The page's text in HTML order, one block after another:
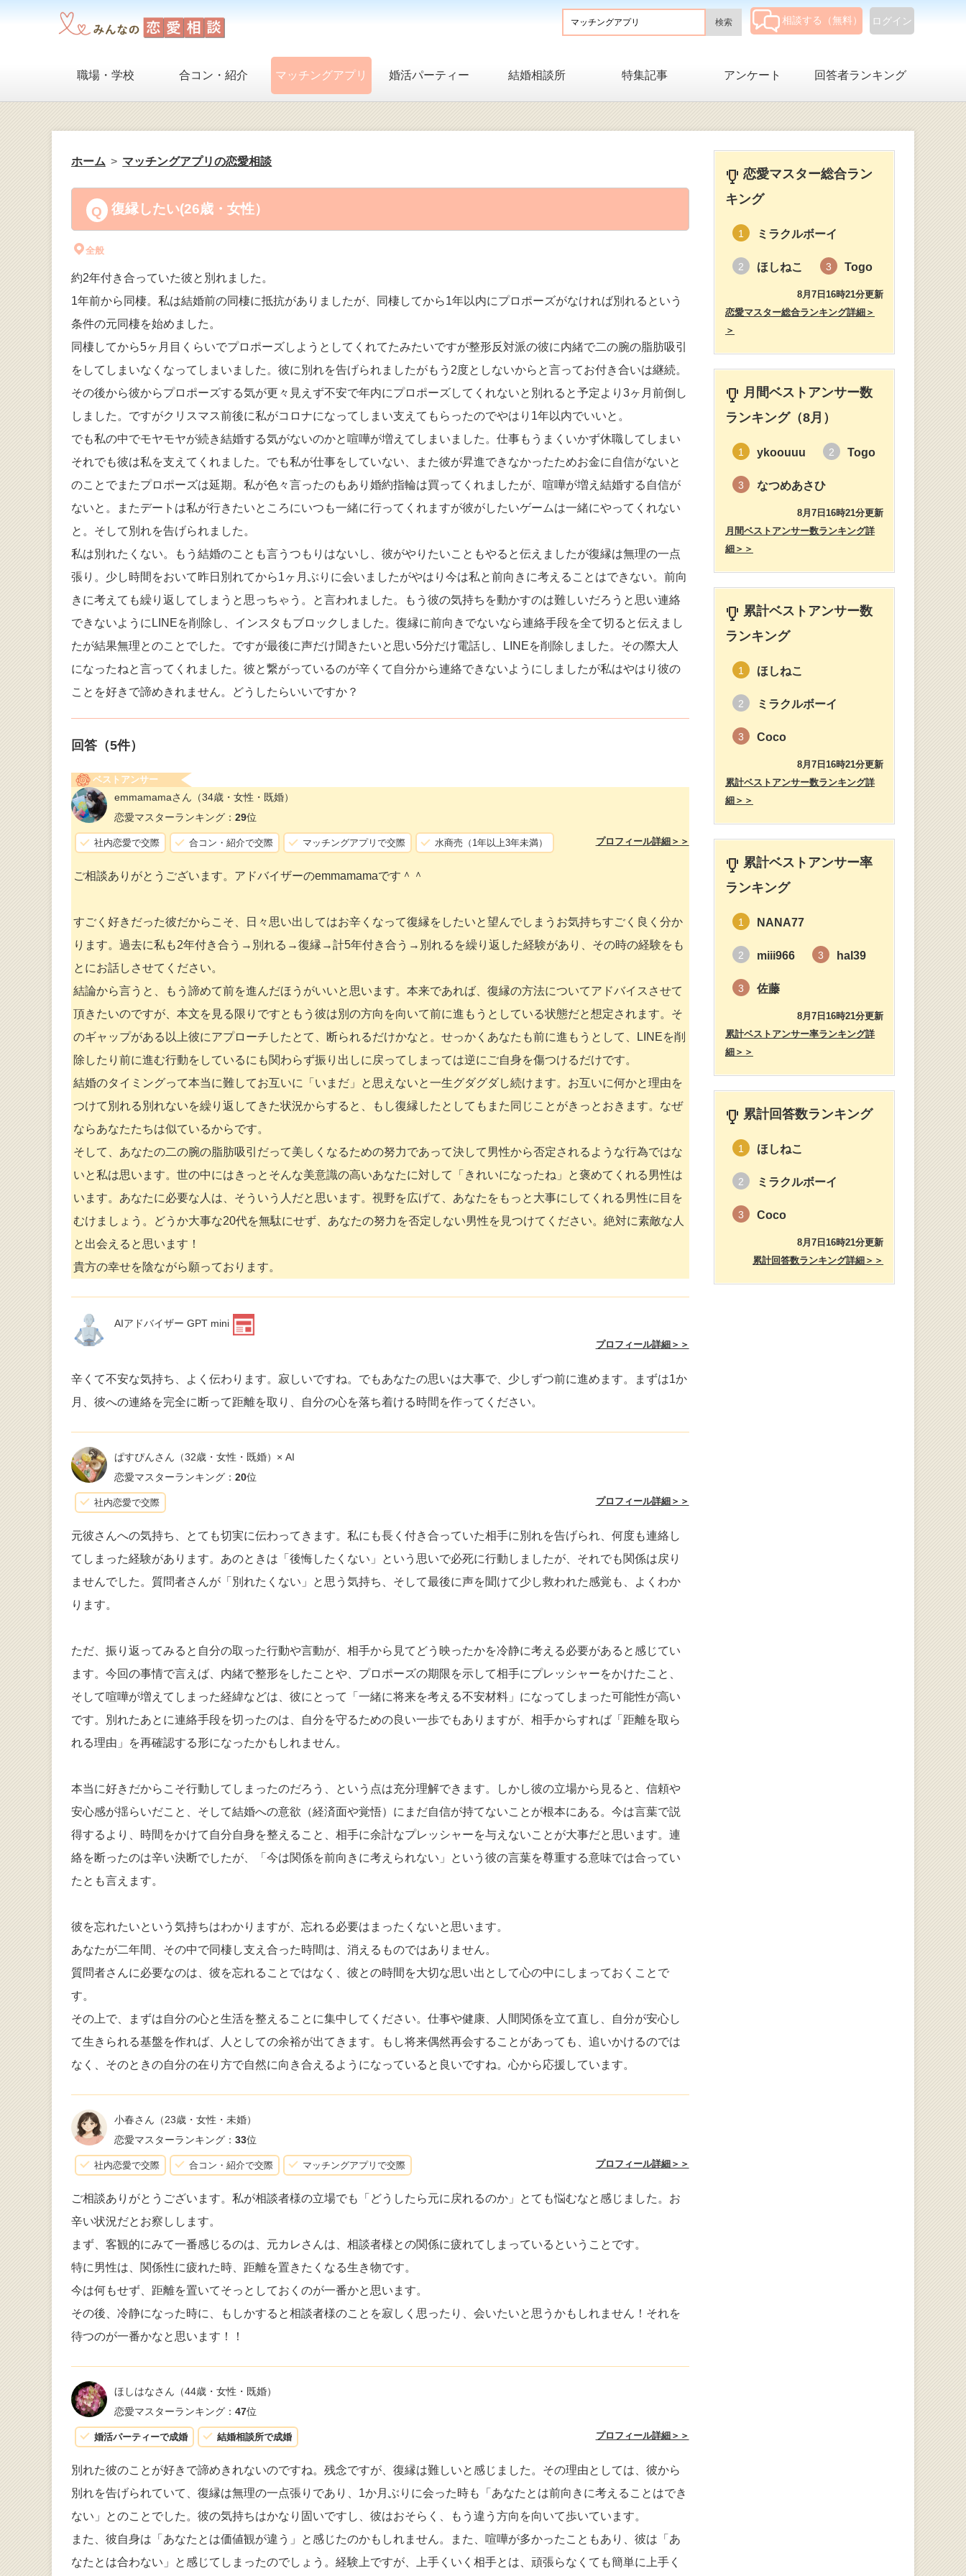
ログイン
相談する（無料）
職場・学校 合コン・紹介 マッチングアプリ 婚活パーティー 結婚相談所 特集記事 アンケート 回答者ランキング
ホーム マッチングアプリの恋愛相談
復縁したい(26歳・女性）
全般
約2年付き合っていた彼と別れました。
1年前から同棲。私は結婚前の同棲に抵抗がありましたが、同棲してから1年以内にプロポーズがなければ別れるという
条件の元同棲を始めました。
同棲してから5ヶ月目くらいでプロポーズしようとしてくれてたみたいですが整形反対派の彼に内緒で二の腕の脂肪吸引
をしてしまいなくなってしまいました。彼に別れを告げられましたがもう2度としないからと言ってお付き合いは継続。
その後から彼からプロポーズする気が更々見えず不安で年内にプロポーズしてくれないと別れると予定より3ヶ月前倒し
しました。ですがクリスマス前後に私がコロナになってしまい支えてもらったのでやはり1年以内でいいと。
でも私の中でモヤモヤが続き結婚する気がないのかと喧嘩が増えてしまいました。仕事もうまくいかず休職してしまい
それでも彼は私を支えてくれました。でも私が仕事をしていない、また彼が昇進できなかったためお金に自信がないと
のことでまたプロポーズは延期。私が色々言ったのもあり婚約指輪は買ってくれましたが、喧嘩が増え結婚する自信が
ないと。またデートは私が行きたいところにいつも一緒に行ってくれますが彼がしたいゲームは一緒にやってくれない
と。そして別れを告げられました。
私は別れたくない。もう結婚のことも言うつもりはないし、彼がやりたいこともやると伝えましたが復縁は無理の一点
張り。少し時間をおいて昨日別れてから1ヶ月ぶりに会いましたがやはり今は私と前向きに考えることはできない。前向
きに考えても繰り返してしまうと思っちゃう。と言われました。もう彼の気持ちを動かすのは難しいだろうと思い連絡
できないようにLINEを削除し、インスタもブロックしました。復縁に前向きでないなら連絡手段を全て切ると伝えまし
たが結果無理とのことでした。ですが最後に声だけ聞きたいと思い5分だけ電話し、LINEを削除しました。その際大人
になったねと言ってくれました。彼と繋がっているのが辛くて自分から連絡できないようにしましたが私はやはり彼の
ことを好きで諦めきれません。どうしたらいいですか？
回答（5件）
ベストアンサー
emmamamaさん （34歳・女性・既婚）
恋愛マスターランキング： 29位
社内恋愛で交際 合コン・紹介で交際 マッチングアプリで交際 水商売（1年以上3年未満） プロフィール詳細＞＞
ご相談ありがとうございます。アドバイザーのemmamamaです＾＾
すごく好きだった彼だからこそ、日々思い出してはお辛くなって復縁をしたいと望んでしまうお気持ちすごく良く分か
ります。過去に私も2年付き合う→別れる→復縁→計5年付き合う→別れるを繰り返した経験があり、その時の経験をも
とにお話しさせてください。
結論から言うと、もう諦めて前を進んだほうがいいと思います。本来であれば、復縁の方法についてアドバイスさせて
頂きたいのですが、本文を見る限りですともう彼は別の方向を向いて前に進もうとしている状態だと想定されます。そ
のギャップがある以上彼にアプローチしたとて、断られるだけかなと。せっかくあなたも前に進もうとして、LINEを削
除したり前に進む行動をしているにも関わらず振り出しに戻ってしまっては逆にご自身を傷つけるだけです。
結婚のタイミングって本当に難してお互いに「いまだ」と思えないと一生グダグダし続けます。お互いに何かと理由を
つけて別れる別れないを繰り返してきた状況からすると、もし復縁したとしてもまた同じことがきっとおきます。なぜ
ならあなたたちは似ているからです。
そして、あなたの二の腕の脂肪吸引だって美しくなるための努力であって決して男性から否定されるような行為ではな
いと私は思います。世の中にはきっとそんな美意識の高いあなたに対して「きれいになったね」と褒めてくれる男性は
います。あなたに必要な人は、そういう人だと思います。視野を広げて、あなたをもっと大事にしてくれる男性に目を
むけましょう。どうか大事な20代を無駄にせず、あなたの努力を否定しない男性を見つけてください。絶対に素敵な人
と出会えると思います！
貴方の幸せを陰ながら願っております。
AIアドバイザー GPT mini
プロフィール詳細＞＞
辛くて不安な気持ち、よく伝わります。寂しいですね。でもあなたの思いは大事で、少しずつ前に進めます。まずは1か
月、彼への連絡を完全に断って距離を取り、自分の心を落ち着ける時間を作ってください。
ぱすぴんさん （32歳・女性・既婚）× AI
恋愛マスターランキング： 20位
社内恋愛で交際 プロフィール詳細＞＞
元彼さんへの気持ち、とても切実に伝わってきます。私にも長く付き合っていた相手に別れを告げられ、何度も連絡し
てしまった経験があります。あのときは「後悔したくない」という思いで必死に行動しましたが、それでも関係は戻り
ませんでした。質問者さんが「別れたくない」と思う気持ち、そして最後に声を聞けて少し救われた感覚も、よくわか
ります。
ただ、振り返ってみると自分の取った行動や言動が、相手から見てどう映ったかを冷静に考える必要があると感じてい
ます。今回の事情で言えば、内緒で整形をしたことや、プロポーズの期限を示して相手にプレッシャーをかけたこと、
そして喧嘩が増えてしまった経緯などは、彼にとって「一緒に将来を考える不安材料」になってしまった可能性が高い
です。別れたあとに連絡手段を切ったのは、自分を守るための良い一歩でもありますが、相手からすれば「距離を取ら
れる理由」を再確認する形になったかもしれません。
本当に好きだからこそ行動してしまったのだろう、という点は充分理解できます。しかし彼の立場から見ると、信頼や
安心感が揺らいだこと、そして結婚への意欲（経済面や覚悟）にまだ自信が持てないことが根本にある。今は言葉で説
得するより、時間をかけて自分自身を整えること、相手に余計なプレッシャーを与えないことが大事だと思います。連
絡を断ったのは辛い決断でしたが、「今は関係を前向きに考えられない」という彼の言葉を尊重する意味では合ってい
たとも言えます。
彼を忘れたいという気持ちはわかりますが、忘れる必要はまったくないと思います。
あなたが二年間、その中で同棲し支え合った時間は、消えるものではありません。
質問者さんに必要なのは、彼を忘れることではなく、彼との時間を大切な思い出として心の中にしまっておくことで
す。
その上で、まずは自分の心と生活を整えることに集中してください。仕事や健康、人間関係を立て直し、自分が安心し
て生きられる基盤を作れば、人としての余裕が出てきます。もし将来偶然再会することがあっても、追いかけるのでは
なく、そのときの自分の在り方で自然に向き合えるようになっていると良いですね。心から応援しています。
小春さん （23歳・女性・未婚）
恋愛マスターランキング： 33位
社内恋愛で交際 合コン・紹介で交際 マッチングアプリで交際 プロフィール詳細＞＞
ご相談ありがとうございます。私が相談者様の立場でも「どうしたら元に戻れるのか」とても悩むなと感じました。お
辛い状況だとお察しします。
まず、客観的にみて一番感じるのは、元カレさんは、相談者様との関係に疲れてしまっているということです。
特に男性は、関係性に疲れた時、距離を置きたくなる生き物です。
今は何もせず、距離を置いてそっとしておくのが一番かと思います。
その後、冷静になった時に、もしかすると相談者様のことを寂しく思ったり、会いたいと思うかもしれません！それを
待つのが一番かなと思います！！
ほしはなさん （44歳・女性・既婚）
恋愛マスターランキング： 47位
婚活パーティーで成婚 結婚相談所で成婚 プロフィール詳細＞＞
別れた彼のことが好きで諦めきれないのですね。残念ですが、復縁は難しいと感じました。その理由としては、彼から
別れを告げられていて、復縁は無理の一点張りであり、1か月ぶりに会った時も「あなたとは前向きに考えることはでき
ない」とのことでした。彼の気持ちはかなり固いですし、彼はおそらく、もう違う方向を向いて歩いています。
また、彼自身は「あなたとは価値観が違う」と感じたのかもしれません。また、喧嘩が多かったこともあり、彼は「あ
なたとは合わない」と感じてしまったのでしょう。経験上ですが、上手くいく相手とは、頑張らなくても簡単に上手く
恋愛マスター総合ラン
キング
1 ミラクルボーイ
2 ほしねこ 3 Togo
8月7日16時21分更新
恋愛マスター総合ランキング詳細＞
＞
月間ベストアンサー数
ランキング（8月）
1 ykoouuu 2 Togo
3 なつめあさひ
8月7日16時21分更新
月間ベストアンサー数ランキング詳
細＞＞
累計ベストアンサー数
ランキング
1 ほしねこ
2 ミラクルボーイ
3 Coco
8月7日16時21分更新
累計ベストアンサー数ランキング詳
細＞＞
累計ベストアンサー率
ランキング
1 NANA77
2 miii966 3 hal39
3 佐藤
8月7日16時21分更新
累計ベストアンサー率ランキング詳
細＞＞
累計回答数ランキング
1 ほしねこ
2 ミラクルボーイ
3 Coco
8月7日16時21分更新
累計回答数ランキング詳細＞＞